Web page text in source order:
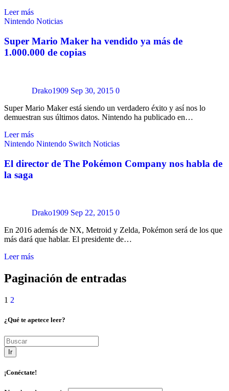
Leer más
Nintendo Noticias
Super Mario Maker ha vendido ya más de
1.000.000 de copias
Drako1909 Sep 30, 2015 0
Super Mario Maker está siendo un verdadero éxito y así nos lo
demuestran sus últimos datos. Nintendo ha publicado en…
Leer más
Nintendo Nintendo Switch Noticias
El director de The Pokémon Company nos habla de
la saga
Drako1909 Sep 22, 2015 0
En 2016 además de NX, Metroid y Zelda, Pokémon será de los que
más dará que hablar. El presidente de…
Leer más
Paginación de entradas
1 2
¿Qué te apetece leer?
Ir
¡Conéctate!